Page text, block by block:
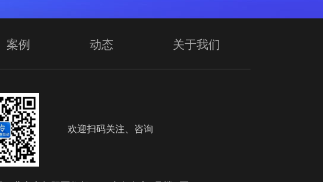
案例 动态 关于我们
欢迎扫码关注、咨询